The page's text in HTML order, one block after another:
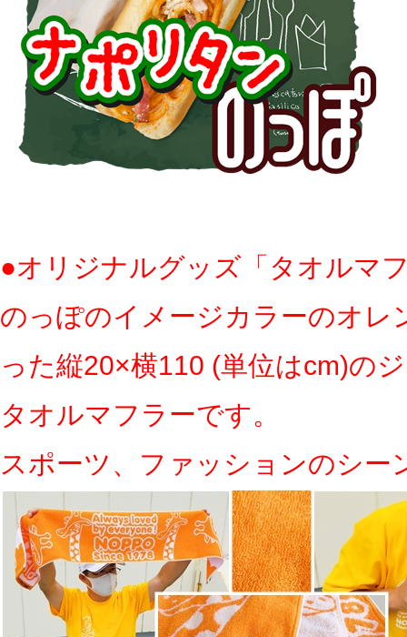
●オリジナルグッズ「タオルマ
のっぽのイメージカラーのオレ
った縦20×横110 (単位はcm)の
タオルマフラーです。
スポーツ、ファッションのシー